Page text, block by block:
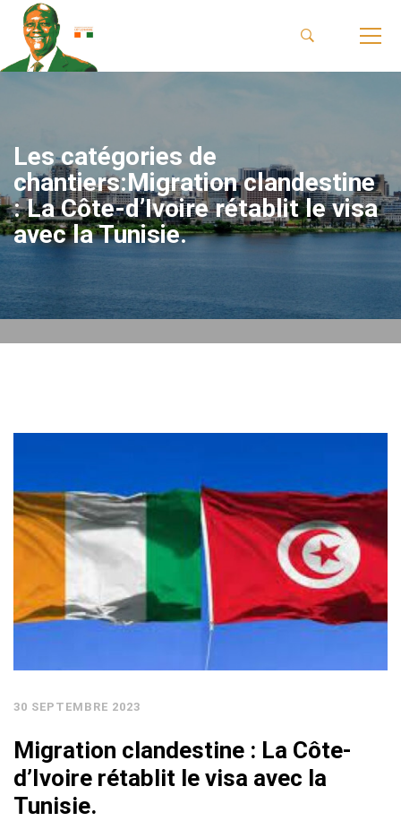
Les catégories de
chantiers:Migration clandestine
: La Côte-d’Ivoire rétablit le visa
avec la Tunisie.
30 SEPTEMBRE 2023
Migration clandestine : La Côte-
d’Ivoire rétablit le visa avec la
Tunisie.